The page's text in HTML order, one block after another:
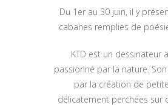
Du 1er au 30 juin, il y
cabanes remplies de
KTD est un dessinateur
passionné par la nature.
par la création de
délicatement perchées sur